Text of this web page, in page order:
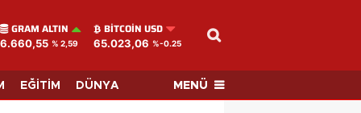
GRAM ALTIN
6.660,55 % 2,59
BITCOIN USD
65.023,06 %-0.25
EĞİTİM DÜNYA MENÜ